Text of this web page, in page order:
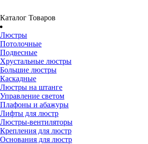
Каталог Товаров
Люстры
Потолочные
Подвесные
Хрустальные люстры
Большие люстры
Каскадные
Люстры на штанге
Управление светом
Плафоны и абажуры
Лифты для люстр
Люстры-вентиляторы
Крепления для люстр
Основания для люстр